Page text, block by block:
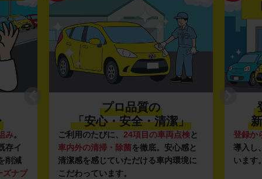
み。
存イ
削減
ズナブ
プロ品質の
「安心・安全・清潔」
ご利用のたびに、 24項目の車両点検と
車内外の清掃・除菌を徹底。安心感と
清潔感を感じていただける車内環境に
こだわっています。
登録か
導入し
います